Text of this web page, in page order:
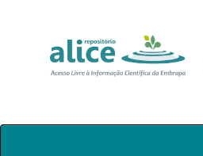
Skip